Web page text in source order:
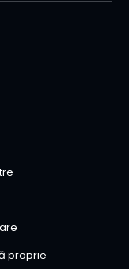
proprie